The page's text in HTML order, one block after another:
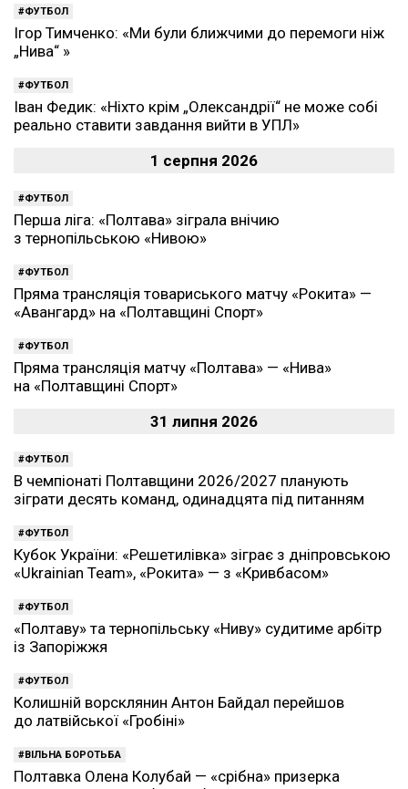
ФУТБОЛ
Ігор Тимченко: «Ми були ближчими до перемоги ніж
„Нива“ »
ФУТБОЛ
Іван Федик: «Ніхто крім „Олександрії“ не може собі
реально ставити завдання вийти в УПЛ»
1 серпня 2026
ФУТБОЛ
Перша ліга: «Полтава» зіграла внічию
з тернопільською «Нивою»
ФУТБОЛ
Пряма трансляція товариського матчу «Рокита» —
«Авангард» на «Полтавщині Спорт»
ФУТБОЛ
Пряма трансляція матчу «Полтава» — «Нива»
на «Полтавщині Спорт»
31 липня 2026
ФУТБОЛ
В чемпіонаті Полтавщини 2026/2027 планують
зіграти десять команд, одинадцята під питанням
ФУТБОЛ
Кубок України: «Решетилівка» зіграє з дніпровською
«Ukrainian Team», «Рокита» — з «Кривбасом»
ФУТБОЛ
«Полтаву» та тернопільську «Ниву» судитиме арбітр
із Запоріжжя
ФУТБОЛ
Колишній ворсклянин Антон Байдал перейшов
до латвійської «Гробіні»
ВІЛЬНА БОРОТЬБА
Полтавка Олена Колубай — «срібна» призерка